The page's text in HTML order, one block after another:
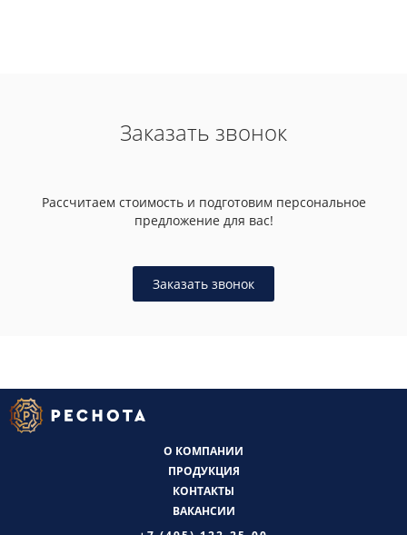
Заказать звонок
Рассчитаем стоимость и подготовим персональное
предложение для вас!
Заказать звонок
О КОМПАНИИ
ПРОДУКЦИЯ
КОНТАКТЫ
ВАКАНСИИ